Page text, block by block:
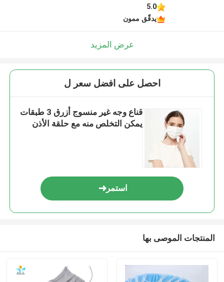
5.0
يدقّق ممون
عرض المزيد
احصل على افضل سعر ل
قناع وجه غير منسوج أزرق 3 طبقات
يمكن التخلص منه مع حلقة الأذن
استمر
المنتجات الموصى بها